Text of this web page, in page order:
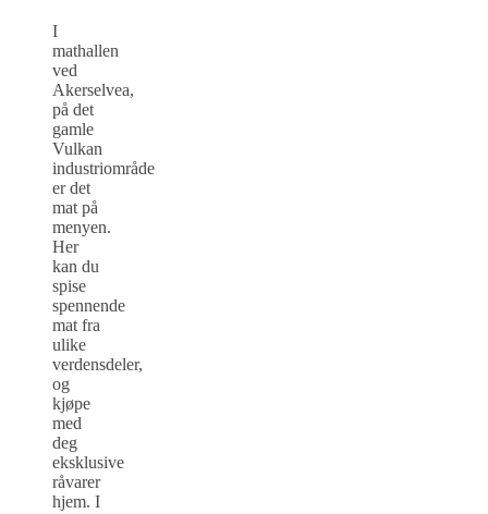
I
mathallen
ved
Akerselvea,
på det
gamle
Vulkan
industriområde
er det
mat på
menyen.
Her
kan du
spise
spennende
mat fra
ulike
verdensdeler,
og
kjøpe
med
deg
eksklusive
råvarer
hjem. I